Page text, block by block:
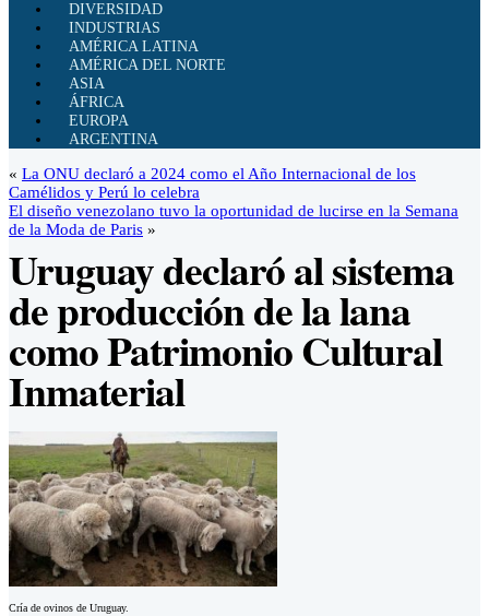
DIVERSIDAD
INDUSTRIAS
AMÉRICA LATINA
AMÉRICA DEL NORTE
ASIA
ÁFRICA
EUROPA
ARGENTINA
« La ONU declaró a 2024 como el Año Internacional de los
Camélidos y Perú lo celebra
El diseño venezolano tuvo la oportunidad de lucirse en la Semana
de la Moda de Paris »
Uruguay declaró al sistema
de producción de la lana
como Patrimonio Cultural
Inmaterial
Cría de ovinos de Uruguay.